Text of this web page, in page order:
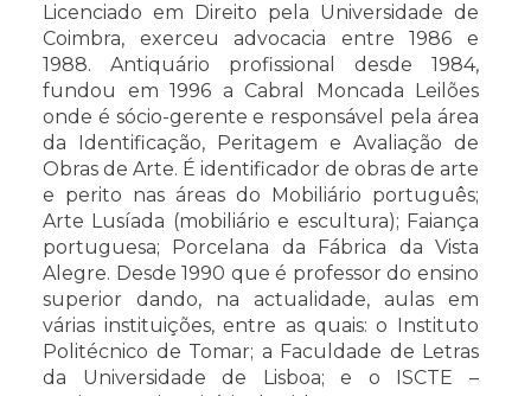
Licenciado em Direito pela Universidade de
Coimbra, exerceu advocacia entre 1986 e
1988. Antiquário profissional desde 1984,
fundou em 1996 a Cabral Moncada Leilões
onde é sócio-gerente e responsável pela área
da Identificação, Peritagem e Avaliação de
Obras de Arte. É identificador de obras de arte
e perito nas áreas do Mobiliário português;
Arte Lusíada (mobiliário e escultura); Faiança
portuguesa; Porcelana da Fábrica da Vista
Alegre. Desde 1990 que é professor do ensino
superior dando, na actualidade, aulas em
várias instituições, entre as quais: o Instituto
Politécnico de Tomar; a Faculdade de Letras
da Universidade de Lisboa; e o ISCTE –